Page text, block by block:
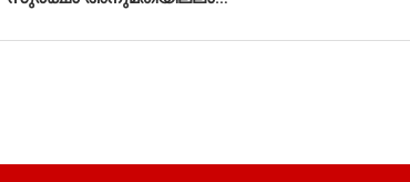
ഹൈക്കോടതിയുടെ വിലക്ക്